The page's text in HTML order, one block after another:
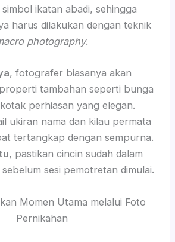
ikatan abadi, sehingga
harus dilakukan dengan teknik
photography.
, fotografer biasanya akan
tambahan seperti bunga
perhiasan yang elegan.
ukiran nama dan kilau permata
tertangkap dengan sempurna.
, pastikan cincin sudah dalam
sesi pemotretan dimulai.
Momen Utama melalui Foto
Pernikahan